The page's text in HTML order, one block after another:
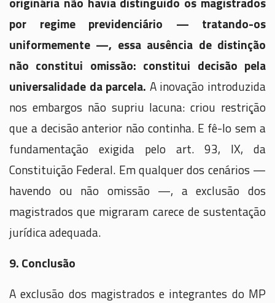
por regime previdenciário — tratando-os
uniformemente —, essa ausência de distinção
não constitui omissão: constitui decisão pela
universalidade da parcela. A inovação introduzida
nos embargos não supriu lacuna: criou restrição
que a decisão anterior não continha. E fê-lo sem a
fundamentação exigida pelo art. 93, IX, da
Constituição Federal. Em qualquer dos cenários —
havendo ou não omissão —, a exclusão dos
magistrados que migraram carece de sustentação
jurídica adequada.
9. Conclusão
A exclusão dos magistrados e integrantes do MP